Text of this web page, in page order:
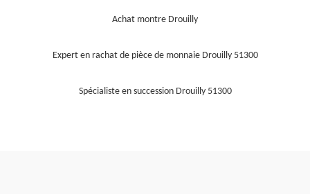
Achat montre Drouilly
Expert en rachat de pièce de monnaie Drouilly 51300
Spécialiste en succession Drouilly 51300